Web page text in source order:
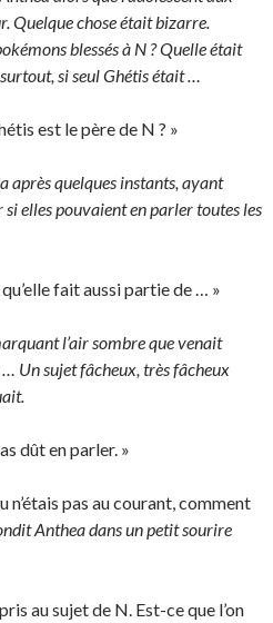
Quelque chose était bizarre.
blessés à N ? Quelle était
si seul Ghétis était …
est le père de N ? »
après quelques instants, ayant
elles pouvaient en parler toutes les
fait aussi partie de … »
l’air sombre que venait
Un sujet fâcheux, très fâcheux
dût en parler. »
n’étais pas au courant, comment
Anthea dans un petit sourire
au sujet de N. Est-ce que l’on